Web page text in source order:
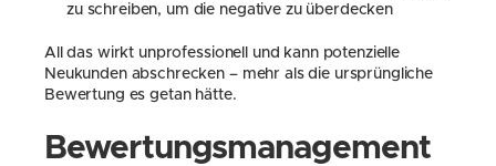
zu schreiben, um die negative zu überdecken
All das wirkt unprofessionell und kann potenzielle
Neukunden abschrecken – mehr als die ursprüngliche
Bewertung es getan hätte.
Bewertungsmanagement